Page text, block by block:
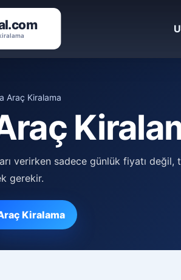
Araç Kiralama
verirken sadece günlük fiyatı değil,
gerekir.
Kiralama